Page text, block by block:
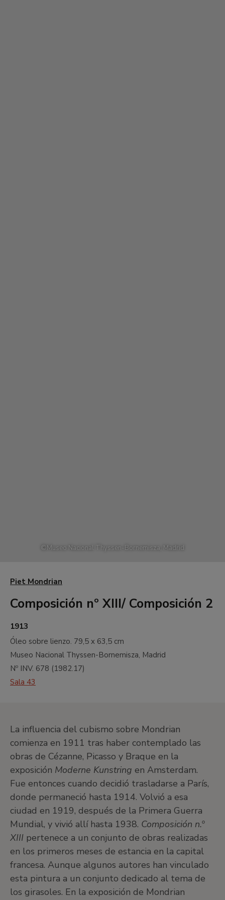
©Museo Nacional Thyssen-Bornemisza, Madrid
Piet Mondrian
Composición nº XIII/ Composición 2
1913
Óleo sobre lienzo. 79,5 x 63,5 cm
Museo Nacional Thyssen-Bornemisza, Madrid
Nº INV. 678 (1982.17)
Sala 43
La influencia del cubismo sobre Mondrian
comienza en 1911 tras haber contemplado las
obras de Cézanne, Picasso y Braque en la
exposición Moderne Kunstring en Amsterdam.
Fue entonces cuando decidió trasladarse a París,
donde permaneció hasta 1914. Volvió a esa
ciudad en 1919, después de la Primera Guerra
Mundial, y vivió allí hasta 1938. Composición n.º
XIII pertenece a un conjunto de obras realizadas
en los primeros meses de estancia en la capital
francesa. Aunque algunos autores han vinculado
esta pintura a un conjunto dedicado al tema de
los girasoles. En la exposición de Mondrian